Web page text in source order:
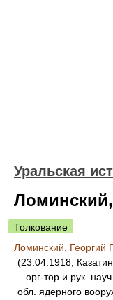
Уральская
Толкование
Ломинский, Георгий
(23.04.1918,
орг-тор и рук.
обл. ядерного